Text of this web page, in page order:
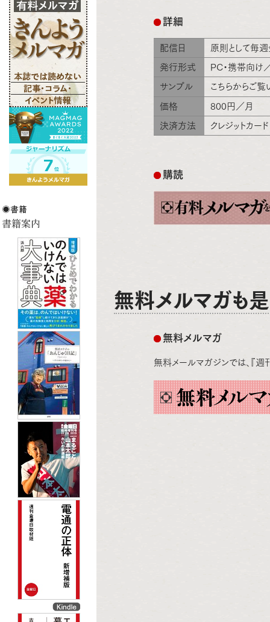
詳細
配信日 原則として毎週
発行形式 PC・携帯向け
サンプル こちらからご覧
価格 800円／月
決済方法 クレジットカード
購読
無料メルマガも
無料メルマガ
無料メールマガジンでは、『週